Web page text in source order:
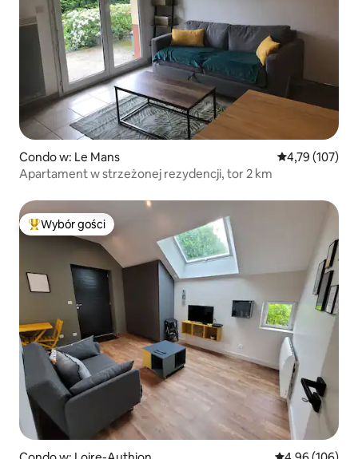
Condo w: Le Mans Średnia
4,79 (107)
Apartament w strzeżonej rezydencji, tor 2 km
Najpopularniejsze z kategorii Wybór gości
Wybór gości